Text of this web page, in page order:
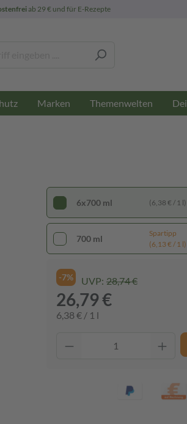
ab 29 € und für E-Rezepte
Marken Themenwelten
6x700 ml (6,38 € / 1 l)
700 ml
Spartipp
(6,13 € / 1 l)
-7% UVP: 28,74 €
26,79 €
6,38 € / 1 l